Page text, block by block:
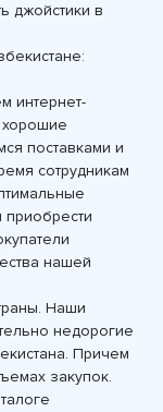
джойстики в
интернет-
хорошие
поставками и
сотрудникам
нашей
Наши
недорогие
Причем
закупок.